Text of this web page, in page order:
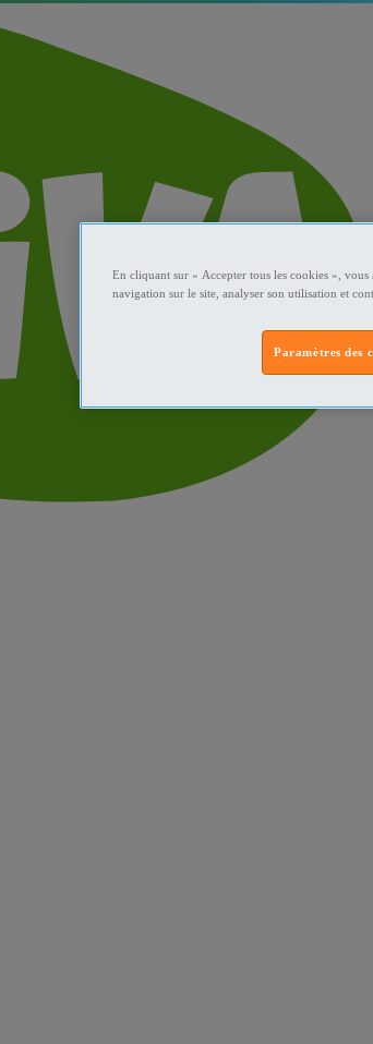
En cliquant sur « Accepter tous les cookies »,
navigation sur le site, analyser son utilisation et
Paramètres des